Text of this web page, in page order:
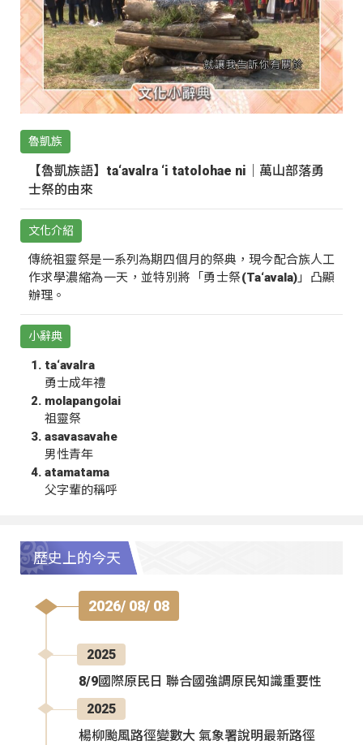
魯凱族
【魯凱族語】ta‘avalra ‘i tatolohae ni｜萬山部落勇
士祭的由來
文化介紹
傳統祖靈祭是一系列為期四個月的祭典，現今配合族人工
作求學濃縮為一天，並特別將「勇士祭(Ta‘avala)」凸顯
辦理。
小辭典
ta‘avalra
勇士成年禮
molapangolai
祖靈祭
asavasavahe
男性青年
atamatama
父字輩的稱呼
歷史上的今天
2026/ 08/ 08
2025
8/9國際原民日 聯合國強調原民知識重要性
2025
楊柳颱風路徑變數大 氣象署說明最新路徑